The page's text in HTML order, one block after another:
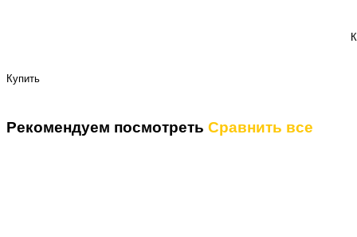
Купить
Рекомендуем посмотреть Сравнить все